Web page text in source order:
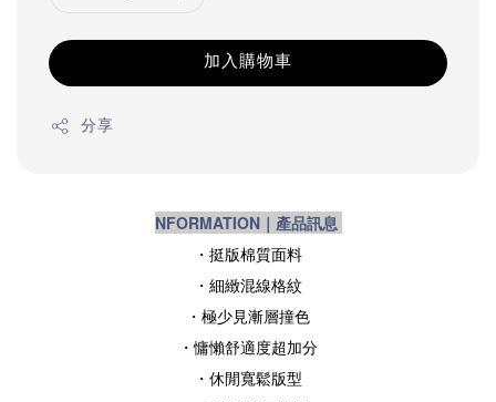
加入購物車
分享
NFORMATION｜產品訊息
・挺版棉質面料
・ 細緻混線格紋
・極少見漸層撞色
・慵懶舒適度超加分
・ 休閒寬鬆版型